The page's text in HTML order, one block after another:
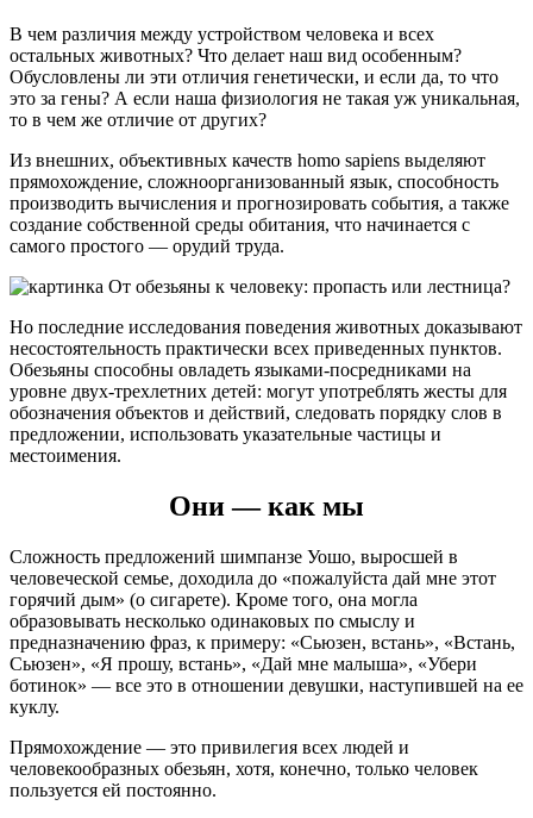
В чем различия между устройством человека и всех
остальных животных? Что делает наш вид особенным?
Обусловлены ли эти отличия генетически, и если да, то что
это за гены? А если наша физиология не такая уж уникальная,
то в чем же отличие от других?
Из внешних, объективных качеств homo sapiens выделяют
прямохождение, сложноорганизованный язык, способность
производить вычисления и прогнозировать события, а также
создание собственной среды обитания, что начинается с
самого простого — орудий труда.
Но последние исследования поведения животных доказывают
несостоятельность практически всех приведенных пунктов.
Обезьяны способны овладеть языками-посредниками на
уровне двух-трехлетних детей: могут употреблять жесты для
обозначения объектов и действий, следовать порядку слов в
предложении, использовать указательные частицы и
местоимения.
Они — как мы
Сложность предложений шимпанзе Уошо, выросшей в
человеческой семье, доходила до «пожалуйста дай мне этот
горячий дым» (о сигарете). Кроме того, она могла
образовывать несколько одинаковых по смыслу и
предназначению фраз, к примеру: «Сьюзен, встань», «Встань,
Сьюзен», «Я прошу, встань», «Дай мне малыша», «Убери
ботинок» — все это в отношении девушки, наступившей на ее
куклу.
Прямохождение — это привилегия всех людей и
человекообразных обезьян, хотя, конечно, только человек
пользуется ей постоянно.